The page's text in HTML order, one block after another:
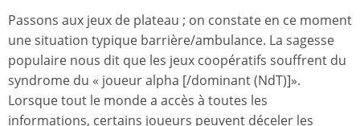
Passons aux jeux de plateau ; on constate en ce moment
une situation typique barrière/ambulance. La sagesse
populaire nous dit que les jeux coopératifs souffrent du
syndrome du « joueur alpha [/dominant (NdT)]».
Lorsque tout le monde a accès à toutes les
informations, certains joueurs peuvent déceler les